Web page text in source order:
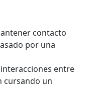
contacto
por una
entre
cursando un